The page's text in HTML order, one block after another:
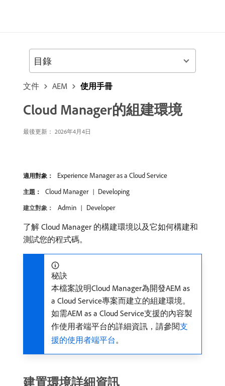
文件 AEM 使用手冊
Cloud Manager的組建環境
最後更新： 2026年4月4日
適用對象： Experience Manager as a Cloud Service
主題： Cloud Manager Developing
建立對象： Admin Developer
了解 Cloud Manager 的構建環境以及它如何構建和
測試您的程式碼。
秘訣
本檔案說明Cloud Manager為開發AEM as
a Cloud Service專案而建立的組建環境。
如需AEM as a Cloud Service支援的內容製
作使用者端平台的詳細資訊，請參閱支
援的使用者端平台。
建置環境詳細資訊
目錄